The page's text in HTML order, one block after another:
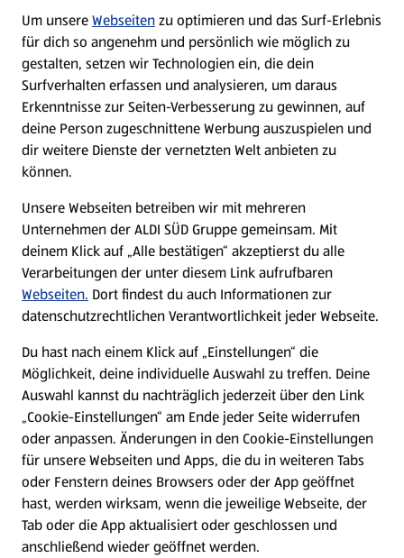
WhatsApp
Über ALDI SÜD
Filialen
Nachhaltigkeit
Karriere
Presse
Hilfe & Kontakt
(öffnet in einem neuen Tab)
Unternehmen
Folge uns hier:
Um unsereWebseitenzu optimieren und das Surf-Erlebnis
für dich so angenehm und persönlich wie möglich zu
gestalten, setzen wir Technologien ein, die dein
Surfverhalten erfassen und analysieren, um daraus
Erkenntnisse zur Seiten-Verbesserung zu gewinnen, auf
deine Person zugeschnittene Werbung auszuspielen und
dir weitere Dienste der vernetzten Welt anbieten zu
können.
Unsere Webseiten betreiben wir mit mehreren
Unternehmen der ALDI SÜD Gruppe gemeinsam. Mit
deinem Klick auf „Alle bestätigen“ akzeptierst du alle
Verarbeitungen der unter diesem Link aufrufbaren
Webseiten. Dort findest du auch Informationen zur
datenschutzrechtlichen Verantwortlichkeit jeder Webseite.
Du hast nach einem Klick auf „Einstellungen“ die
Möglichkeit, deine individuelle Auswahl zu treffen. Deine
Auswahl kannst du nachträglich jederzeit über den Link
„Cookie-Einstellungen“ am Ende jeder Seite widerrufen
oder anpassen. Änderungen in den Cookie-Einstellungen
für unsere Webseiten und Apps, die du in weiteren Tabs
oder Fenstern deines Browsers oder der App geöffnet
hast, werden wirksam, wenn die jeweilige Webseite, der
Tab oder die App aktualisiert oder geschlossen und
anschließend wieder geöffnet werden.